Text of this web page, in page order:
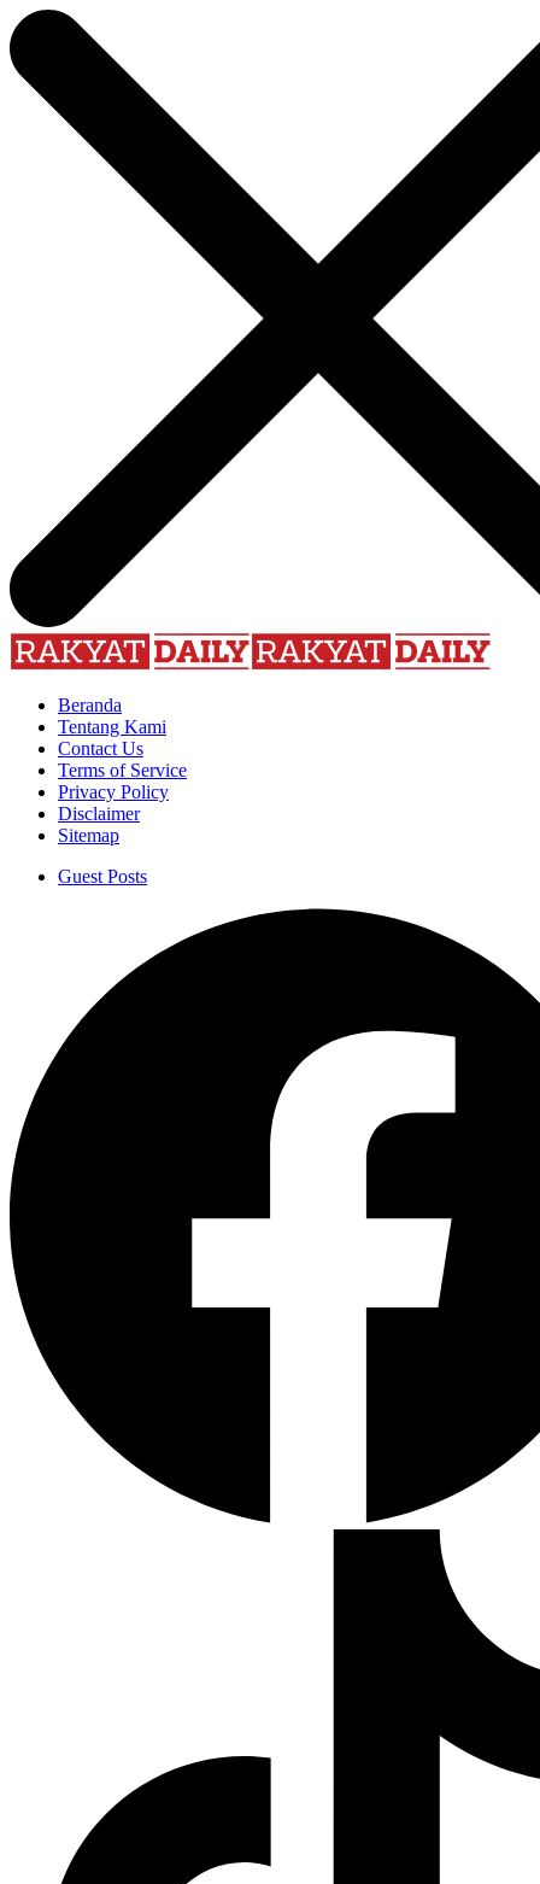
Beranda
Tentang Kami
Contact Us
Terms of Service
Privacy Policy
Disclaimer
Sitemap
Guest Posts